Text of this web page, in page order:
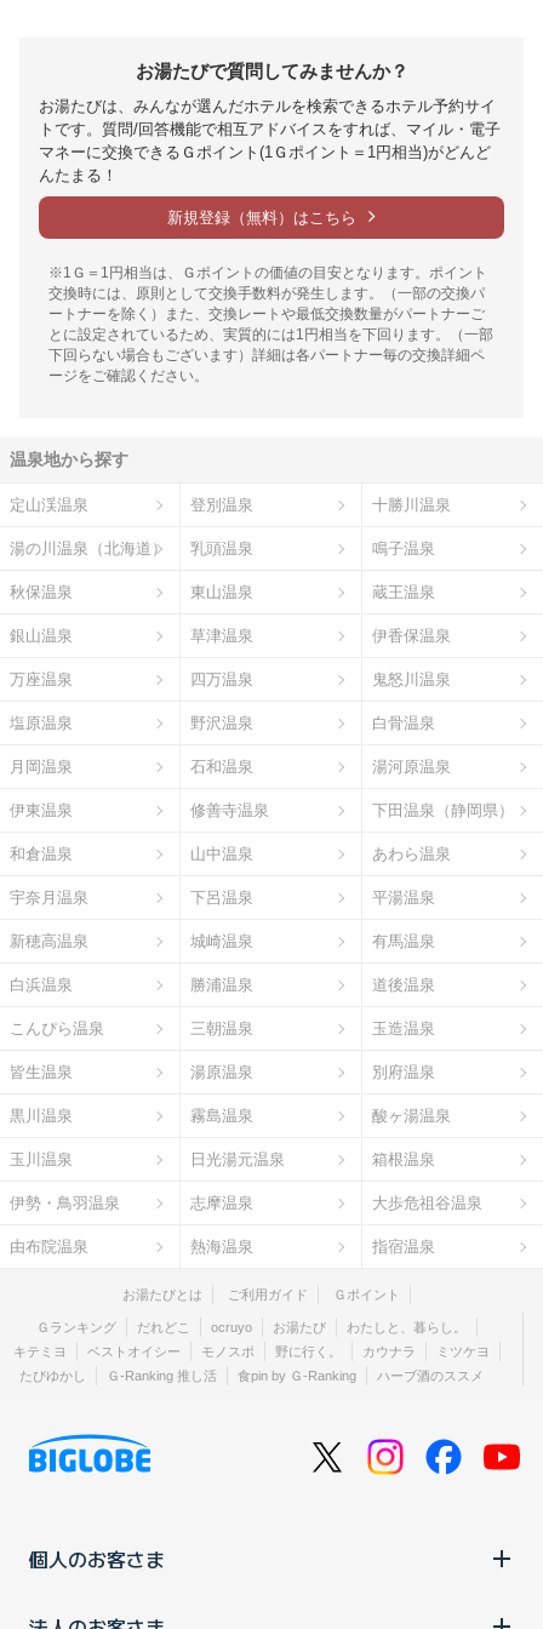
お湯たびで質問してみませんか？
お湯たびは、みんなが選んだホテルを検索できるホテル予約サイ
トです。質問/回答機能で相互アドバイスをすれば、マイル・電子
マネーに交換できるＧポイント(1Ｇポイント＝1円相当)がどんど
んたまる！
新規登録（無料）はこちら
※1Ｇ＝1円相当は、Ｇポイントの価値の目安となります。ポイント
交換時には、原則として交換手数料が発生します。（一部の交換パ
ートナーを除く）また、交換レートや最低交換数量がパートナーご
とに設定されているため、実質的には1円相当を下回ります。（一部
下回らない場合もございます）詳細は各パートナー毎の交換詳細ペ
ージをご確認ください。
温泉地から探す
定山渓温泉 登別温泉 十勝川温泉
湯の川温泉（北海道） 乳頭温泉 鳴子温泉
秋保温泉 東山温泉 蔵王温泉
銀山温泉 草津温泉 伊香保温泉
万座温泉 四万温泉 鬼怒川温泉
塩原温泉 野沢温泉 白骨温泉
月岡温泉 石和温泉 湯河原温泉
伊東温泉 修善寺温泉 下田温泉（静岡県）
和倉温泉 山中温泉 あわら温泉
宇奈月温泉 下呂温泉 平湯温泉
新穂高温泉 城崎温泉 有馬温泉
白浜温泉 勝浦温泉 道後温泉
こんぴら温泉 三朝温泉 玉造温泉
皆生温泉 湯原温泉 別府温泉
黒川温泉 霧島温泉 酸ヶ湯温泉
玉川温泉 日光湯元温泉 箱根温泉
伊勢・鳥羽温泉 志摩温泉 大歩危祖谷温泉
由布院温泉 熱海温泉 指宿温泉
お湯たびとは ご利用ガイド Ｇポイント
Ｇランキング だれどこ ocruyo お湯たび
わたしと、暮らし。
キテミヨ
ベストオイシー モノスポ 野に行く。 カウナラ
ミツケヨ
たびゆかし
Ｇ-Ranking 推し活 食pin by Ｇ-Ranking ハーブ酒のススメ
個人のお客さま